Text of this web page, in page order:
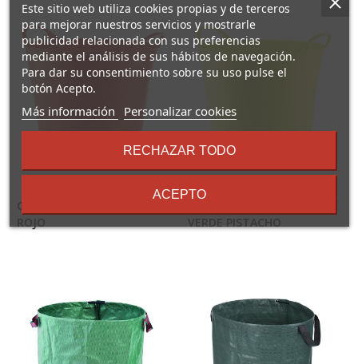
CAPAZO 42 LTS.
ROJO
VERDE PISTACHO
Este sitio web utiliza cookies propias y de terceros
para mejorar nuestros servicios y mostrarle
publicidad relacionada con sus preferencias
mediante el análisis de sus hábitos de navegación.
Para dar su consentimiento sobre su uso pulse el
botón Acepto.
Más información
sobre
términos
condiciones
Personalizar cookies
RECHAZAR TODO
ACEPTO